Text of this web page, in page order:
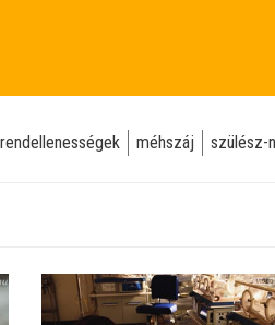
méhszáj szülész-